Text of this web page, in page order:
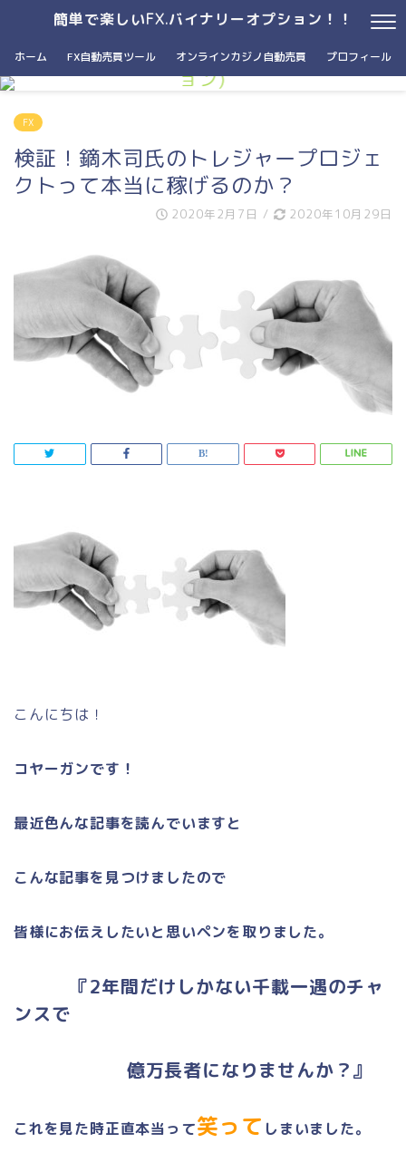
簡単で楽しいFX.バイナリーオプション！！
ホーム FX自動売買ツール オンラインカジノ自動売買 プロフィール
簡単で楽しいFX.BO(バイナリーオプシ
ョン)
FX
検証！鏑木司氏のトレジャープロジェ
クトって本当に稼げるのか？
2020年2月7日 / 2020年10月29日
こんにちは！
コヤーガンです！
最近色んな記事を読んでいますと
こんな記事を見つけましたので
皆様にお伝えしたいと思いペンを取りました。
『2年間だけしかない千載一遇のチャ
ンスで
億万長者になりませんか？』
これを見た時正直本当って笑って しまいました。